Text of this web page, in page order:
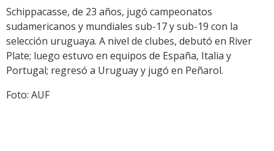
Schippacasse, de 23 años, jugó campeonatos
sudamericanos y mundiales sub-17 y sub-19 con la
selección uruguaya. A nivel de clubes, debutó en River
Plate; luego estuvo en equipos de España, Italia y
Portugal; regresó a Uruguay y jugó en Peñarol.
Foto: AUF